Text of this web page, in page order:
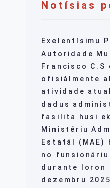
Notísias
Exelentísimu
Autoridade
Francisco C.S
ofisiálmente
atividade
dadus
fasilita husi
Ministériu
Estatál (MAE)
no
durante loron
dezembru